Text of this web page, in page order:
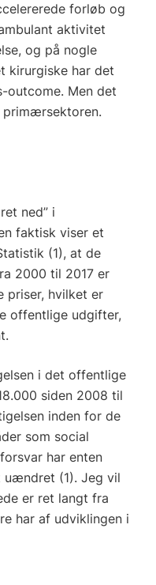
forløb og
aktivitet
og på nogle
kirurgiske har det
outcome. Men det
ned” i
faktisk viser et
(1), at de
2000 til 2017 er
priser, hvilket er
offentlige udgifter,
i det offentlige
siden 2008 til
inden for de
som social
har enten
(1). Jeg vil
er ret langt fra
har af udviklingen i